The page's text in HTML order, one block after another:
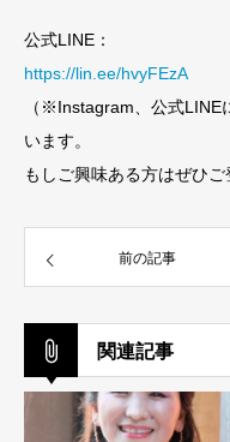
公式LINE：
https://lin.ee/hvyFEzA
（※Instagram、公式LINE
います。
もしご興味ある方はぜひご
前の記事
関連記事